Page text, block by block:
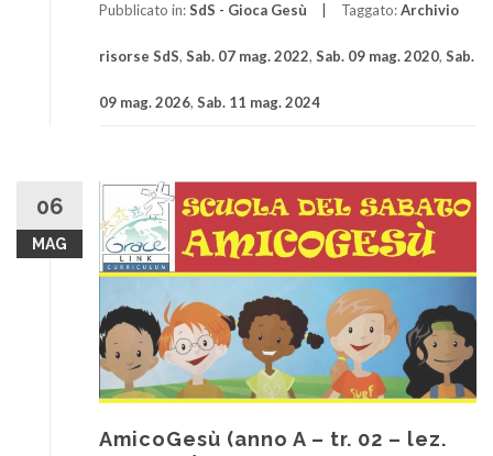
Pubblicato in:SdS - Gioca Gesù Taggato:Archivio
risorse SdS, Sab. 07 mag. 2022, Sab. 09 mag. 2020, Sab.
09 mag. 2026, Sab. 11 mag. 2024
06
MAG
AmicoGesù (anno A – tr. 02 – lez.